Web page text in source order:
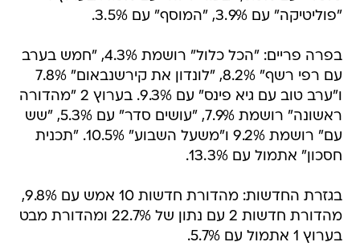
"פוליטיקה" עם 3.9%, "המוסף" עם 3.5%.
בפרה פריים: "הכל כלול" רושמת 4.3%, "חמש בערב
עם רפי רשף" 8.2%, "לונדון את קירשנבאום" 7.8%
ו"ערב טוב עם גיא פינס" עם 9.3%. בערוץ 2 "מהדורה
ראשונה" רושמת 7.9%, "עושים סדר" עם 5.3%, "שש
עם" רושמת 9.2% ו"משעל השבוע" 10.5%. "תכנית
חסכון" אתמול עם 13.3%.
בגזרת החדשות: מהדורת חדשות 10 אמש עם 9.8%,
מהדורת חדשות 2 עם נתון של 22.7% ומהדורת מבט
בערוץ 1 אתמול עם 5.7%.